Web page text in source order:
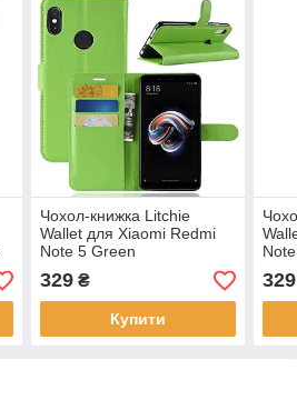
Чохол-книжка Litchie
Wallet для Xiaomi Redmi
Note 5 Green
329₴
Купити
329